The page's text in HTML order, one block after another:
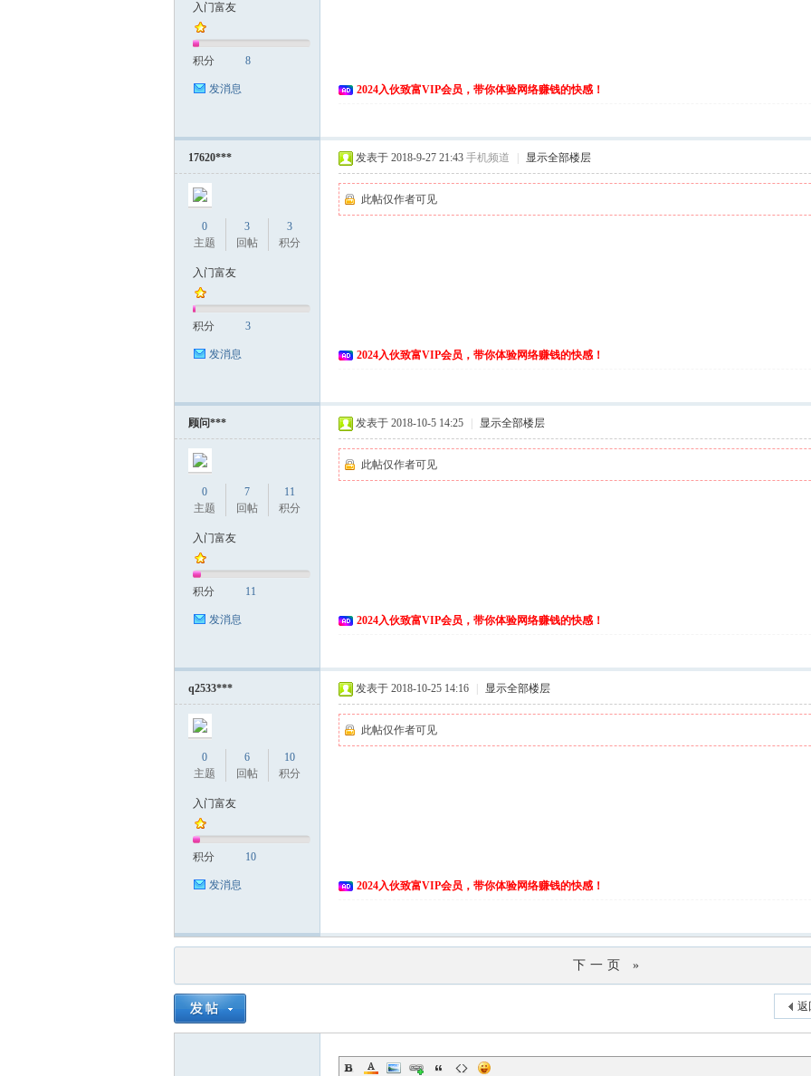
入门富友
积分 8
发消息 2024入伙致富VIP会员，带你体验网络赚钱的快感！
17620***
0
主题
3
回帖
3
积分
入门富友
积分 3
发消息
发表于 2018-9-27 21:43 手机频道 显示全部楼层
此帖仅作者可见
2024入伙致富VIP会员，带你体验网络赚钱的快感！
顾问***
0
主题
7
回帖
11
积分
入门富友
积分 11
发消息
发表于 2018-10-5 14:25 显示全部楼层
此帖仅作者可见
2024入伙致富VIP会员，带你体验网络赚钱的快感！
q2533***
0
主题
6
回帖
10
积分
入门富友
积分 10
发消息
发表于 2018-10-25 14:16 显示全部楼层
此帖仅作者可见
2024入伙致富VIP会员，带你体验网络赚钱的快感！
下一页 »
返